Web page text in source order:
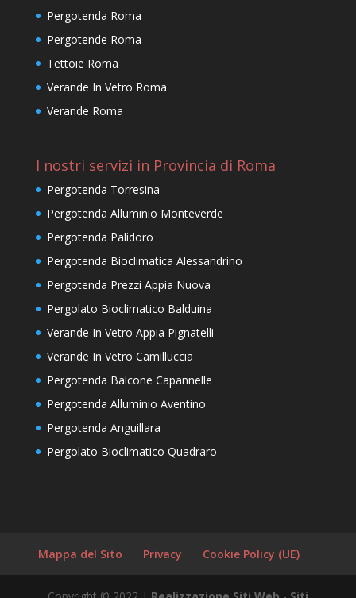
Pergotenda Roma
Pergotende Roma
Tettoie Roma
Verande In Vetro Roma
Verande Roma
I nostri servizi in Provincia di Roma
Pergotenda Torresina
Pergotenda Alluminio Monteverde
Pergotenda Palidoro
Pergotenda Bioclimatica Alessandrino
Pergotenda Prezzi Appia Nuova
Pergolato Bioclimatico Balduina
Verande In Vetro Appia Pignatelli
Verande In Vetro Camilluccia
Pergotenda Balcone Capannelle
Pergotenda Alluminio Aventino
Pergotenda Anguillara
Pergolato Bioclimatico Quadraro
Mappa del Sito Privacy Cookie Policy (UE)